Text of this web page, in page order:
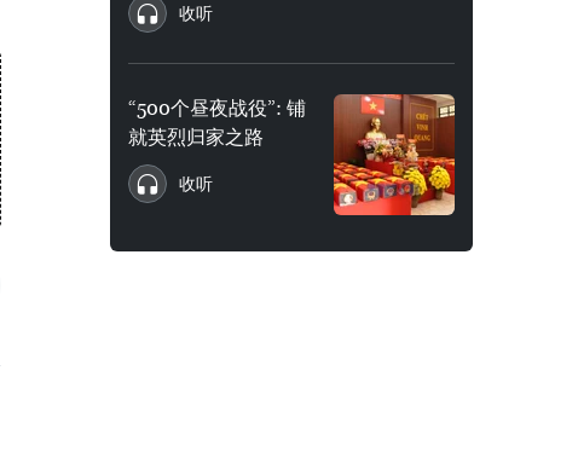
收听
“500个昼夜战役”: 铺
就英烈归家之路
收听